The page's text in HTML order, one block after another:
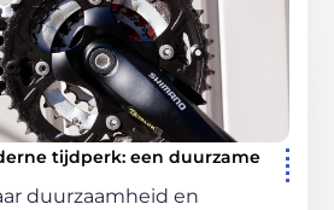
tijdperk: een duurzame
duurzaamheid en